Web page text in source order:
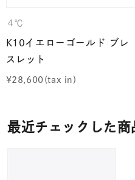
４℃
K10イエローゴールド ブレ
スレット
¥28,600
最近チェックした商